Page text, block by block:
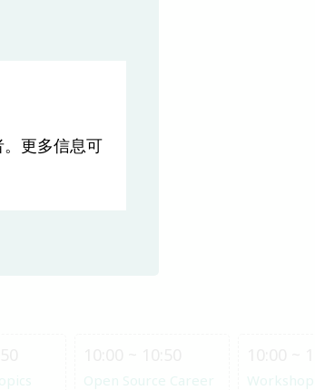
Open Source Career Workshop
更多信息可